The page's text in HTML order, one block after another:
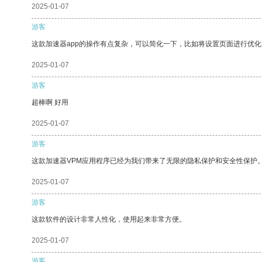
2025-01-07
游客
这款加速器app的操作有点复杂，可以简化一下，比如将设置页面进行优
2025-01-07
游客
超棒啊 好用
2025-01-07
游客
这款加速器VPM应用程序已经为我们带来了无限的隐私保护和安全性保护
2025-01-07
游客
这款软件的设计非常人性化，使用起来非常方便。
2025-01-07